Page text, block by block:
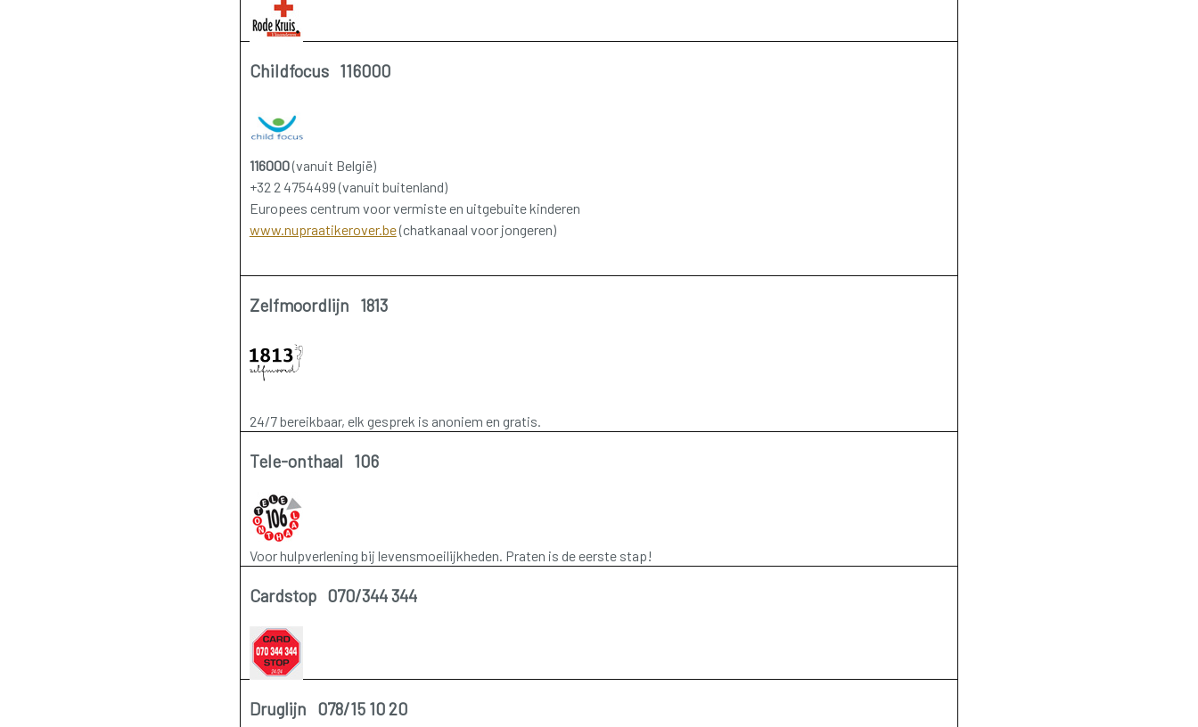
Childfocus 116000
116000(vanuit België)
+32 2 4754499 (vanuit buitenland)
Europees centrum voor vermiste en uitgebuite kinderen
www.nupraatikerover.be(chatkanaal voor jongeren)
Zelfmoordlijn 1813
24/7 bereikbaar, elk gesprek is anoniem en gratis.
Tele-onthaal 106
Voor hulpverlening bij levensmoeilijkheden. Praten is de eerste stap!
Cardstop 070/344 344
Druglijn 078/15 10 20